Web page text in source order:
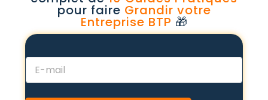
pour faire Grandir votre
Entreprise BTP 🎁
*
E
m
a